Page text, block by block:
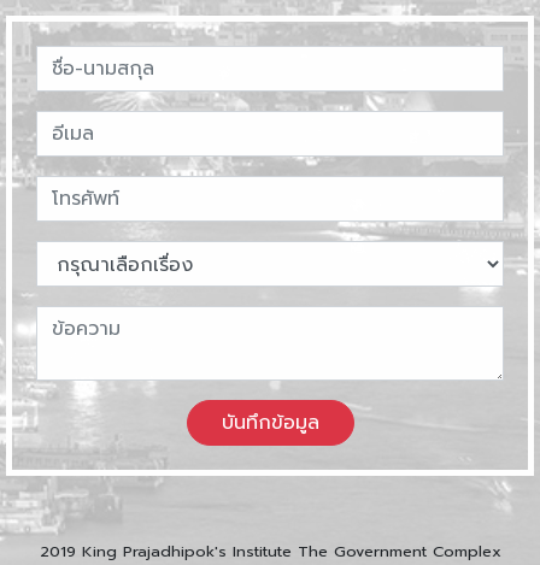
บันทึกข้อมูล
2019 King Prajadhipok's Institute The Government Complex